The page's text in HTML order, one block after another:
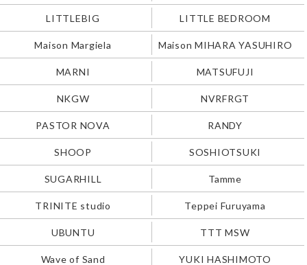
LITTLEBIG LITTLE BEDROOM
Maison Margiela Maison MIHARA YASUHIRO
MARNI MATSUFUJI
NKGW NVRFRGT
PASTOR NOVA RANDY
SHOOP SOSHIOTSUKI
SUGARHILL Tamme
TRINITE studio Teppei Furuyama
UBUNTU TTT MSW
Wave of Sand YUKI HASHIMOTO